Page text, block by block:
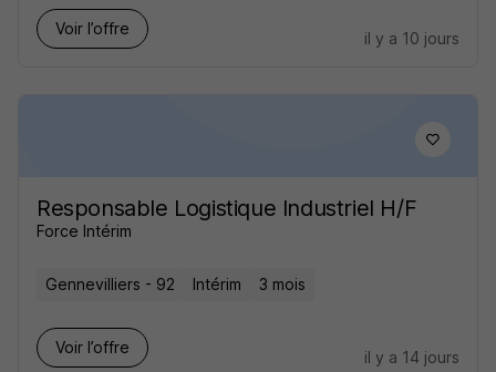
Voir l’offre
il y a 10 jours
Responsable Logistique Industriel H/F
Force Intérim
Gennevilliers - 92 Intérim 3 mois
Voir l’offre
il y a 14 jours